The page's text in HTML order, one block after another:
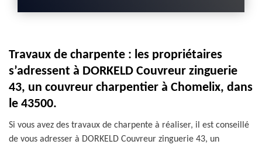
Travaux de charpente : les propriétaires
s’adressent à DORKELD Couvreur zinguerie
43, un couvreur charpentier à Chomelix, dans
le 43500.
Si vous avez des travaux de charpente à réaliser, il est conseillé
de vous adresser à DORKELD Couvreur zinguerie 43, un